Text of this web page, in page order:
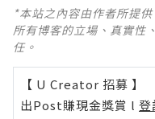
*本站之內容由作者所提
所有博客的立場、真實性
任。
【 U Creator 招募 】
出Post賺現金獎賞 l 登